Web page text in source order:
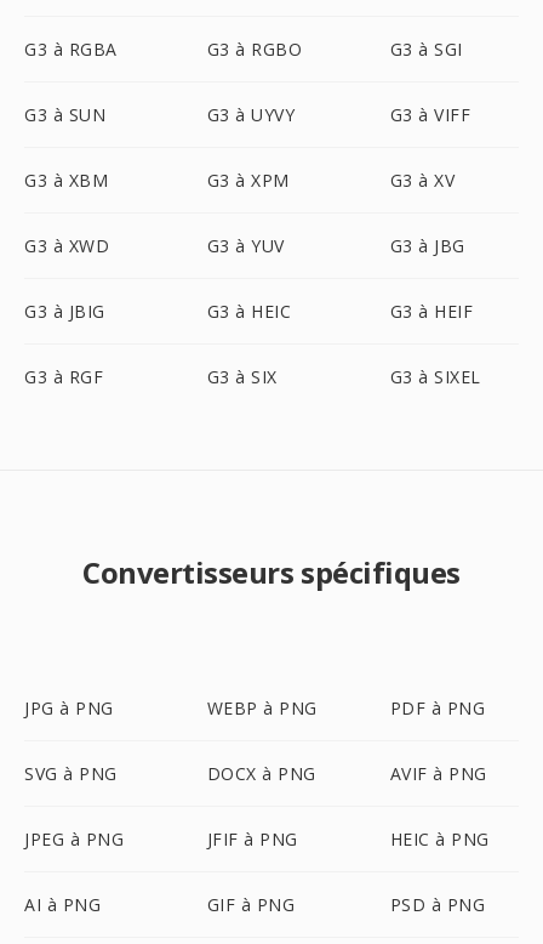
G3 à RGBA G3 à RGBO G3 à SGI
G3 à SUN G3 à UYVY G3 à VIFF
G3 à XBM G3 à XPM G3 à XV
G3 à XWD G3 à YUV G3 à JBG
G3 à JBIG G3 à HEIC G3 à HEIF
G3 à RGF G3 à SIX G3 à SIXEL
Convertisseurs spécifiques
JPG à PNG WEBP à PNG PDF à PNG
SVG à PNG DOCX à PNG AVIF à PNG
JPEG à PNG JFIF à PNG HEIC à PNG
AI à PNG GIF à PNG PSD à PNG